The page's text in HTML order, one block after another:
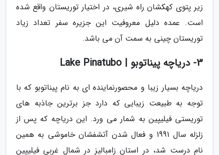
زیر پتوی کهکشان راه شیری، در اختیار توریستان واقع شده
است. عمده دلیل معروفیت این جزیره سفر تعداد زیاد
توریستان چینی به سمت آن می باشد.
3- دریاچه پیناتوبو | Lake Pinatubo
دریاچه بسیار زیبا و محصورنماینده ای به نام پیناتوبو که با
توجه به طبیعت زیبایی که دارد جز برترین جاذبه های
توریستی فیلیپین به شمار می ورد. این دریاچه که پس از
زلزله سال 1991 و فعال شدن آتشفشان خاموشی به همین
نام درست شد، در استان زامبالیز در شمال غربی فیلیپین